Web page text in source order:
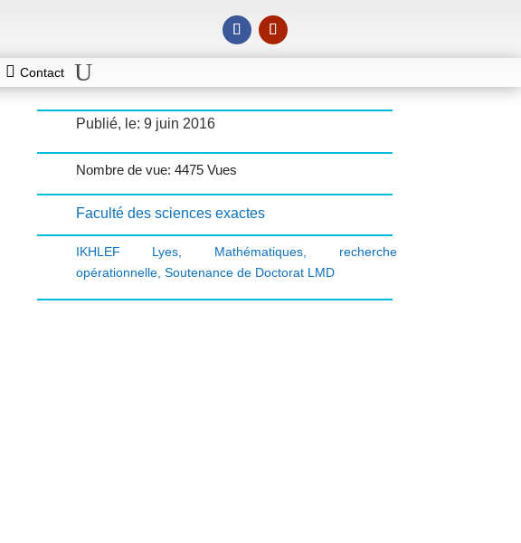
Contact
Publié, le: 9 juin 2016
Nombre de vue: 4475 Vues
Faculté des sciences exactes
IKHLEF Lyes, Mathématiques, recherche
opérationnelle, Soutenance de Doctorat LMD